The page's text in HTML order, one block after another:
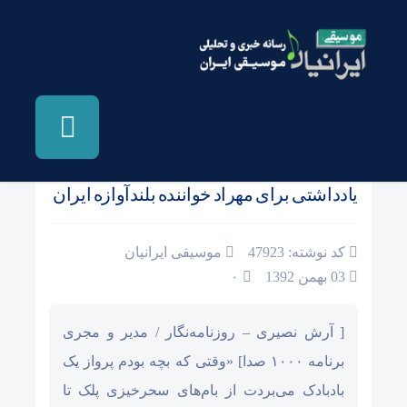
یادداشتی برای مهراد خواننده بلندآوازه ایران
کد نوشته: 47923
موسیقی ایرانیان
۰
[ آرش نصیری – روزنامه‌نگار / مدیر و مجری
برنامه ۱۰۰۰ صدا] «وقتی که بچه بودم پرواز یک
بادبادک می‌بردت از بام‌های سحرخیزی پلک تا